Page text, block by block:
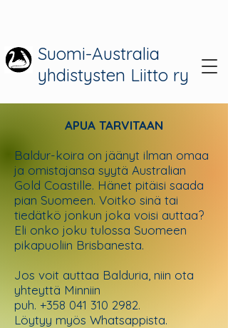
Suomi-Australia
yhdistysten Liitto ry
APUA TARVITAAN
Baldur-koira on jäänyt ilman omaa
ja omistajansa syytä Australian
Gold Coastille. Hänet pitäisi saada
pian Suomeen. Voitko sinä tai
tiedätkö jonkun joka voisi auttaa?
Eli onko joku tulossa Suomeen
pikapuoliin Brisbanesta.
Jos voit auttaa Balduria, niin ota
yhteyttä Minniin
puh. +358 041 310 2982.
Löytyy myös Whatsappista.